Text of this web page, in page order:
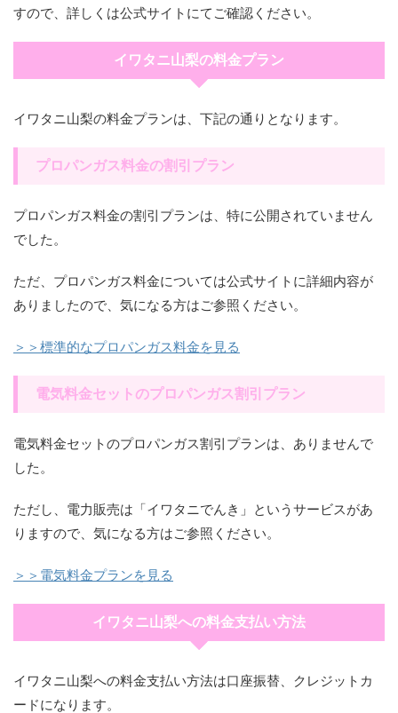
すので、詳しくは公式サイトにてご確認ください。
イワタニ山梨の料金プラン
イワタニ山梨の料金プランは、下記の通りとなります。
プロパンガス料金の割引プラン
プロパンガス料金の割引プランは、特に公開されていません
でした。
ただ、プロパンガス料金については公式サイトに詳細内容が
ありましたので、気になる方はご参照ください。
＞＞標準的なプロパンガス料金を見る
電気料金セットのプロパンガス割引プラン
電気料金セットのプロパンガス割引プランは、ありませんで
した。
ただし、電力販売は「イワタニでんき」というサービスがあ
りますので、気になる方はご参照ください。
＞＞電気料金プランを見る
イワタニ山梨への料金支払い方法
イワタニ山梨への料金支払い方法は口座振替、クレジットカ
ードになります。